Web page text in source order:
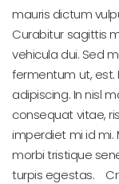
mauris dictum
Curabitur sagittis
vehicula dui. Sed
fermentum ut,
adipiscing. In nisl
consequat vitae,
imperdiet mi id mi.
morbi tristique
turpis egestas.